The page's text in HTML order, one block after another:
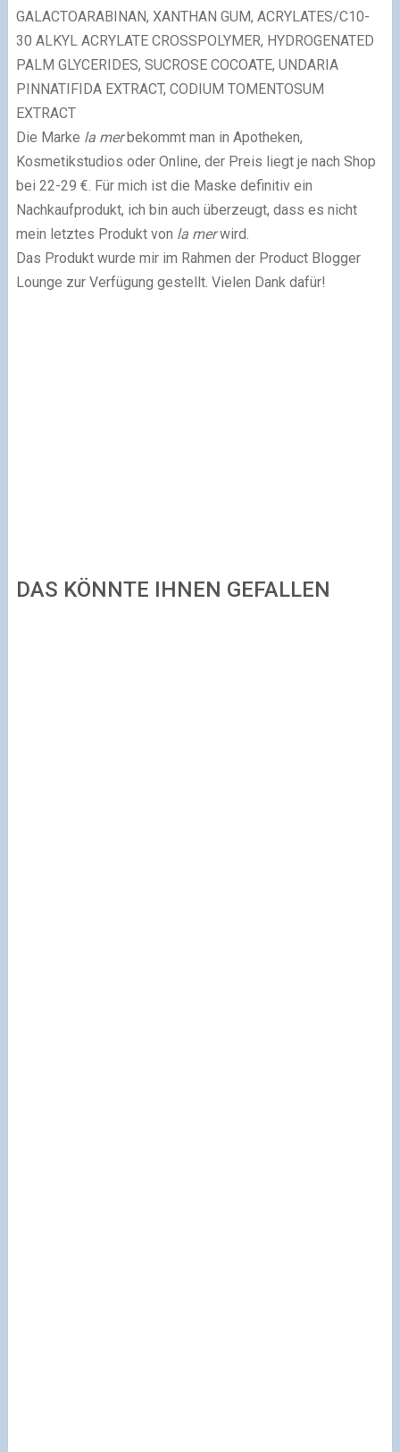
GALACTOARABINAN, XANTHAN GUM, ACRYLATES/C10-
30 ALKYL ACRYLATE CROSSPOLYMER, HYDROGENATED
PALM GLYCERIDES, SUCROSE COCOATE, UNDARIA
PINNATIFIDA EXTRACT, CODIUM TOMENTOSUM
EXTRACT
Die Marke la merbekommt man in Apotheken,
Kosmetikstudios oder Online, der Preis liegt je nach Shop
bei 22-29 €. Für mich ist die Maske definitiv ein
Nachkaufprodukt, ich bin auch überzeugt, dass es nicht
mein letztes Produkt von la merwird.
Das Produkt wurde mir im Rahmen der Product Blogger
Lounge zur Verfügung gestellt. Vielen Dank dafür!
DAS KÖNNTE IHNEN GEFALLEN